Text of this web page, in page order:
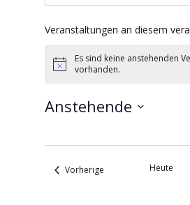
Veranstaltungen an diesem
Hinweis
Es sind keine anstehenden
vorhanden.
Anstehende
Vorherige Veranstaltungen
Heute